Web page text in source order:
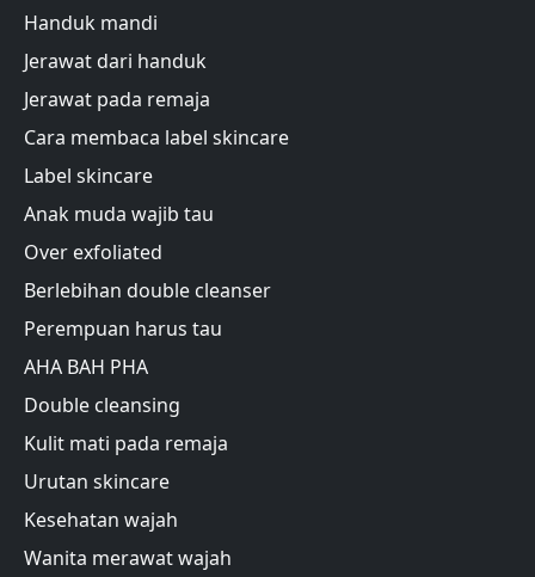
Handuk mandi
Jerawat dari handuk
Jerawat pada remaja
Cara membaca label skincare
Label skincare
Anak muda wajib tau
Over exfoliated
Berlebihan double cleanser
Perempuan harus tau
AHA BAH PHA
Double cleansing
Kulit mati pada remaja
Urutan skincare
Kesehatan wajah
Wanita merawat wajah